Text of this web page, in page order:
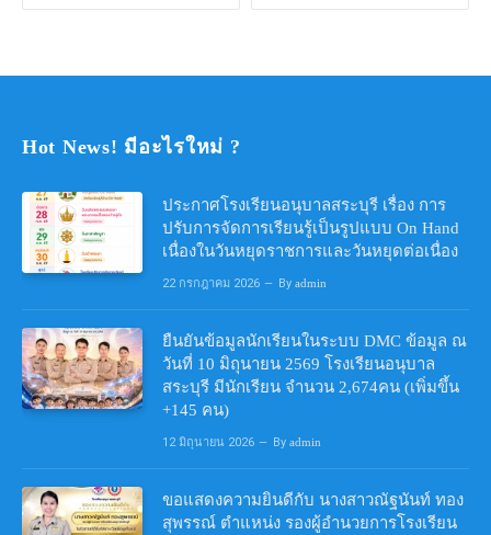
Hot News! มีอะไรใหม่ ?
ประกาศโรงเรียนอนุบาลสระบุรี เรื่อง การ
ปรับการจัดการเรียนรู้เป็นรูปแบบ On Hand
เนื่องในวันหยุดราชการและวันหยุดต่อเนื่อง
22 กรกฎาคม 2026 By admin
ยืนยันข้อมูลนักเรียนในระบบ DMC ข้อมูล ณ
วันที่ 10 มิถุนายน 2569 โรงเรียนอนุบาล
สระบุรี มีนักเรียน จำนวน 2,674คน (เพิ่มขึ้น
+145 คน)
12 มิถุนายน 2026 By admin
ขอแสดงความยินดีกับ นางสาวณัฐนันท์ ทอง
สุพรรณ์ ตำแหน่ง รองผู้อำนวยการโรงเรียน